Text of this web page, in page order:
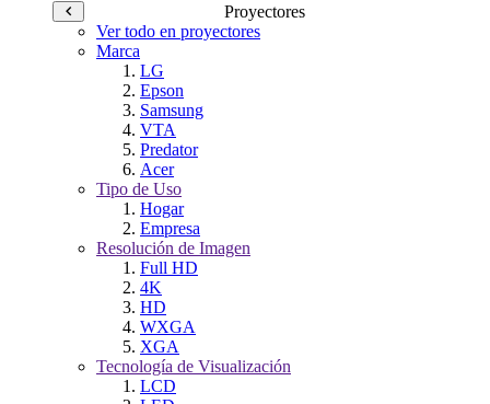
Proyectores
Ver todo en proyectores
Marca
LG
Epson
Samsung
VTA
Predator
Acer
Tipo de Uso
Hogar
Empresa
Resolución de Imagen
Full HD
4K
HD
WXGA
XGA
Tecnología de Visualización
LCD